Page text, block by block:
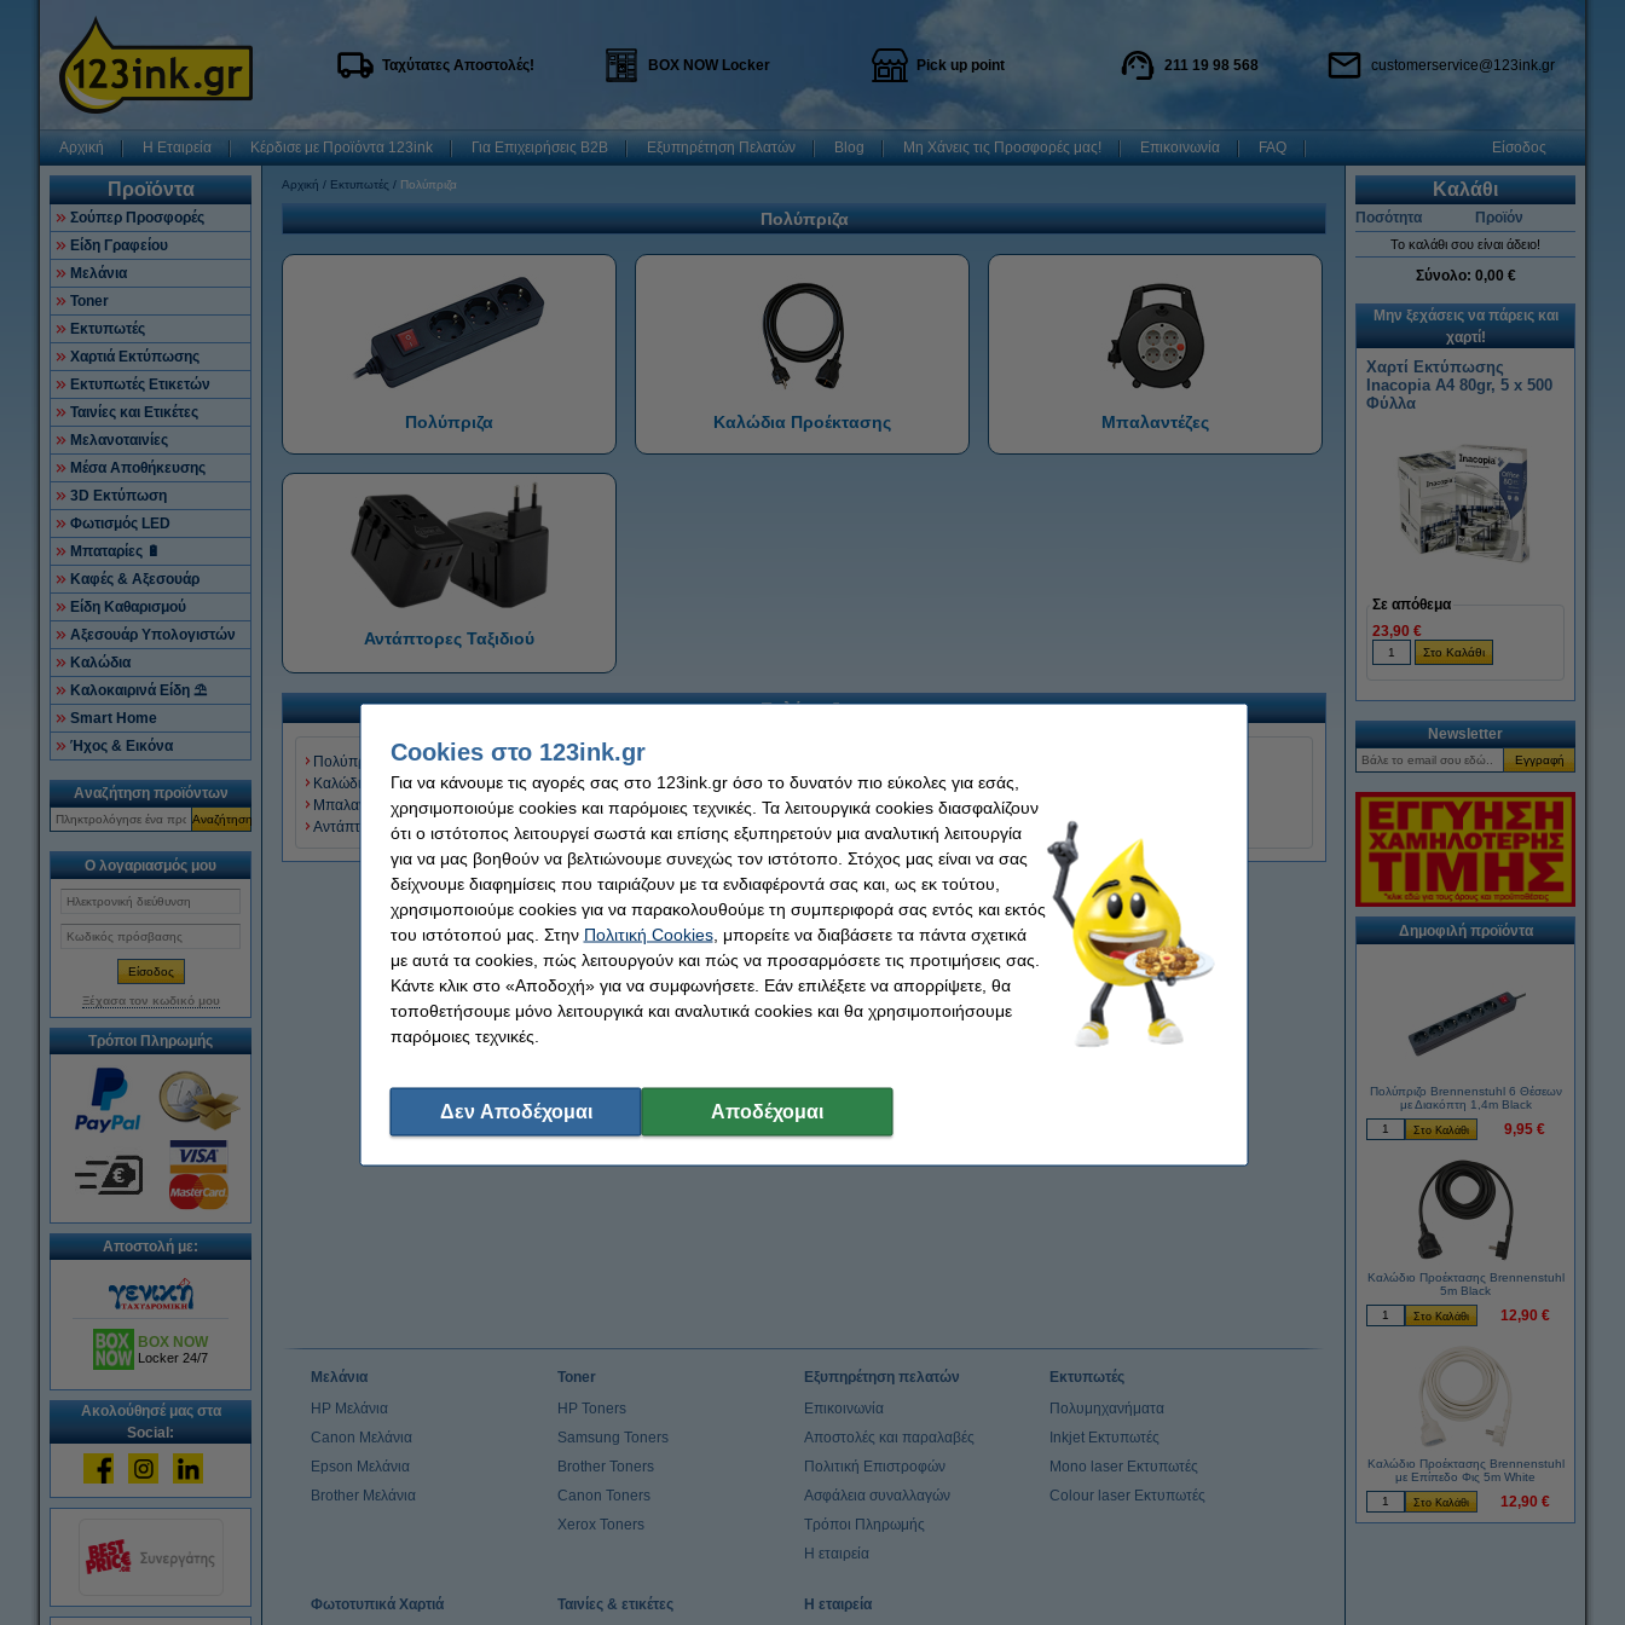
Ταχύτατες Αποστολές! BOX NOW Locker Pick up point 211 19 98 568 customerservice@123ink.gr
Αρχική Η Εταιρεία Κέρδισε με Προϊόντα 123ink Για Επιχειρήσεις B2B Εξυπηρέτηση Πελατών Blog Μη Χάνεις τις Προσφορές μας! Επικοινωνία FAQ Είσοδος
Προϊόντα
Σούπερ Προσφορές
Είδη Γραφείου
Μελάνια
Toner
Εκτυπωτές
Χαρτιά Εκτύπωσης
Εκτυπωτές Ετικετών
Ταινίες και Ετικέτες
Μελανοταινίες
Μέσα Αποθήκευσης
3D Εκτύπωση
Φωτισμός LED
Μπαταρίες 🔋
Καφές & Αξεσουάρ
Είδη Καθαρισμού
Αξεσουάρ Υπολογιστών
Καλώδια
Καλοκαιρινά Είδη ⛱
Smart Home
Ήχος & Εικόνα
Αναζήτηση προϊόντων
Αναζήτηση
Ο λογαριασμός μου
Ξέχασα τον κωδικό μου
Τρόποι Πληρωμής
Αποστολή με:
BOX NOW
Locker 24/7
Ακολούθησέ μας στα
Social:
Αρχική Εκτυπωτές Πολύπριζα
Πολύπριζα
Πολύπριζα Καλώδια Προέκτασης Μπαλαντέζες
Αντάπτορες Ταξιδιού
Πολύπριζα
Πολύπριζα
Καλώδια Προέκτασης
Μπαλαντέζες
Αντάπτορες Ταξιδιού
Καλάθι
Ποσότητα Προϊόν
Το καλάθι σου είναι άδειο!
Σύνολο: 0,00 €
Μην ξεχάσεις να πάρεις και
χαρτί!
Χαρτί Εκτύπωσης
Inacopia Α4 80gr, 5 x 500
Φύλλα
Σε απόθεμα
23,90 €
Newsletter
Δημοφιλή προϊόντα
Πολύπριζο Brennenstuhl 6 Θέσεων
με Διακόπτη 1,4m Black
9,95 €
Καλώδιο Προέκτασης Brennenstuhl
5m Black
12,90 €
Καλώδιο Προέκτασης Brennenstuhl
με Επίπεδο Φις 5m White
12,90 €
Μελάνια
HP Μελάνια
Canon Μελάνια
Epson Μελάνια
Brother Μελάνια
Toner
HP Toners
Samsung Toners
Brother Toners
Canon Toners
Xerox Toners
Εξυπηρέτηση πελατών
Επικοινωνία
Αποστολές και παραλαβές
Πολιτική Επιστροφών
Ασφάλεια συναλλαγών
Τρόποι Πληρωμής
Η εταιρεία
Εκτυπωτές
Πολυμηχανήματα
Inkjet Εκτυπωτές
Mono laser Εκτυπωτές
Colour laser Εκτυπωτές
Φωτοτυπικά Χαρτιά Ταινίες & ετικέτες Η εταιρεία
Cookies στο 123ink.gr
Για να κάνουμε τις αγορές σας στο 123ink.gr όσο το δυνατόν πιο εύκολες για εσάς,
χρησιμοποιούμε cookies και παρόμοιες τεχνικές. Τα λειτουργικά cookies διασφαλίζουν
ότι ο ιστότοπος λειτουργεί σωστά και επίσης εξυπηρετούν μια αναλυτική λειτουργία
για να μας βοηθούν να βελτιώνουμε συνεχώς τον ιστότοπο. Στόχος μας είναι να σας
δείχνουμε διαφημίσεις που ταιριάζουν με τα ενδιαφέροντά σας και, ως εκ τούτου,
χρησιμοποιούμε cookies για να παρακολουθούμε τη συμπεριφορά σας εντός και εκτός
του ιστότοπού μας. Στην Πολιτική Cookies, μπορείτε να διαβάσετε τα πάντα σχετικά
με αυτά τα cookies, πώς λειτουργούν και πώς να προσαρμόσετε τις προτιμήσεις σας.
Κάντε κλικ στο «Αποδοχή» για να συμφωνήσετε. Εάν επιλέξετε να απορρίψετε, θα
τοποθετήσουμε μόνο λειτουργικά και αναλυτικά cookies και θα χρησιμοποιήσουμε
παρόμοιες τεχνικές.
Δεν Αποδέχομαι Αποδέχομαι